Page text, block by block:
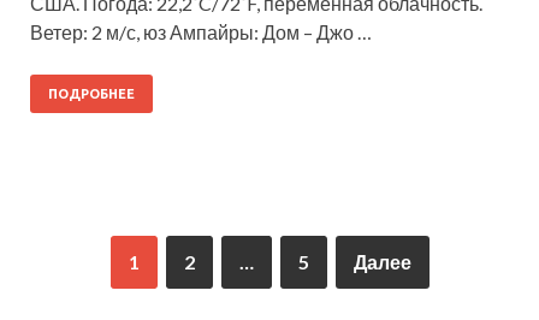
Ветер: 2 м/с, юз Ампайры: Дом – Джо …
ПОДРОБНЕЕ
1 2 … 5 Далее